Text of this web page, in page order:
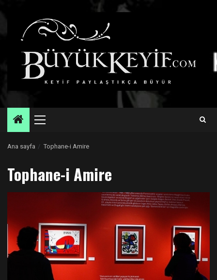
Primary
Ana sayfa Tophane-i Amire
Tophane-i Amire